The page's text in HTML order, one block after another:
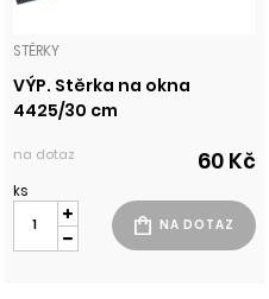
STĚRKY
VÝP. Stěrka na okna
4425/30 cm
na dotaz 60 Kč
ks